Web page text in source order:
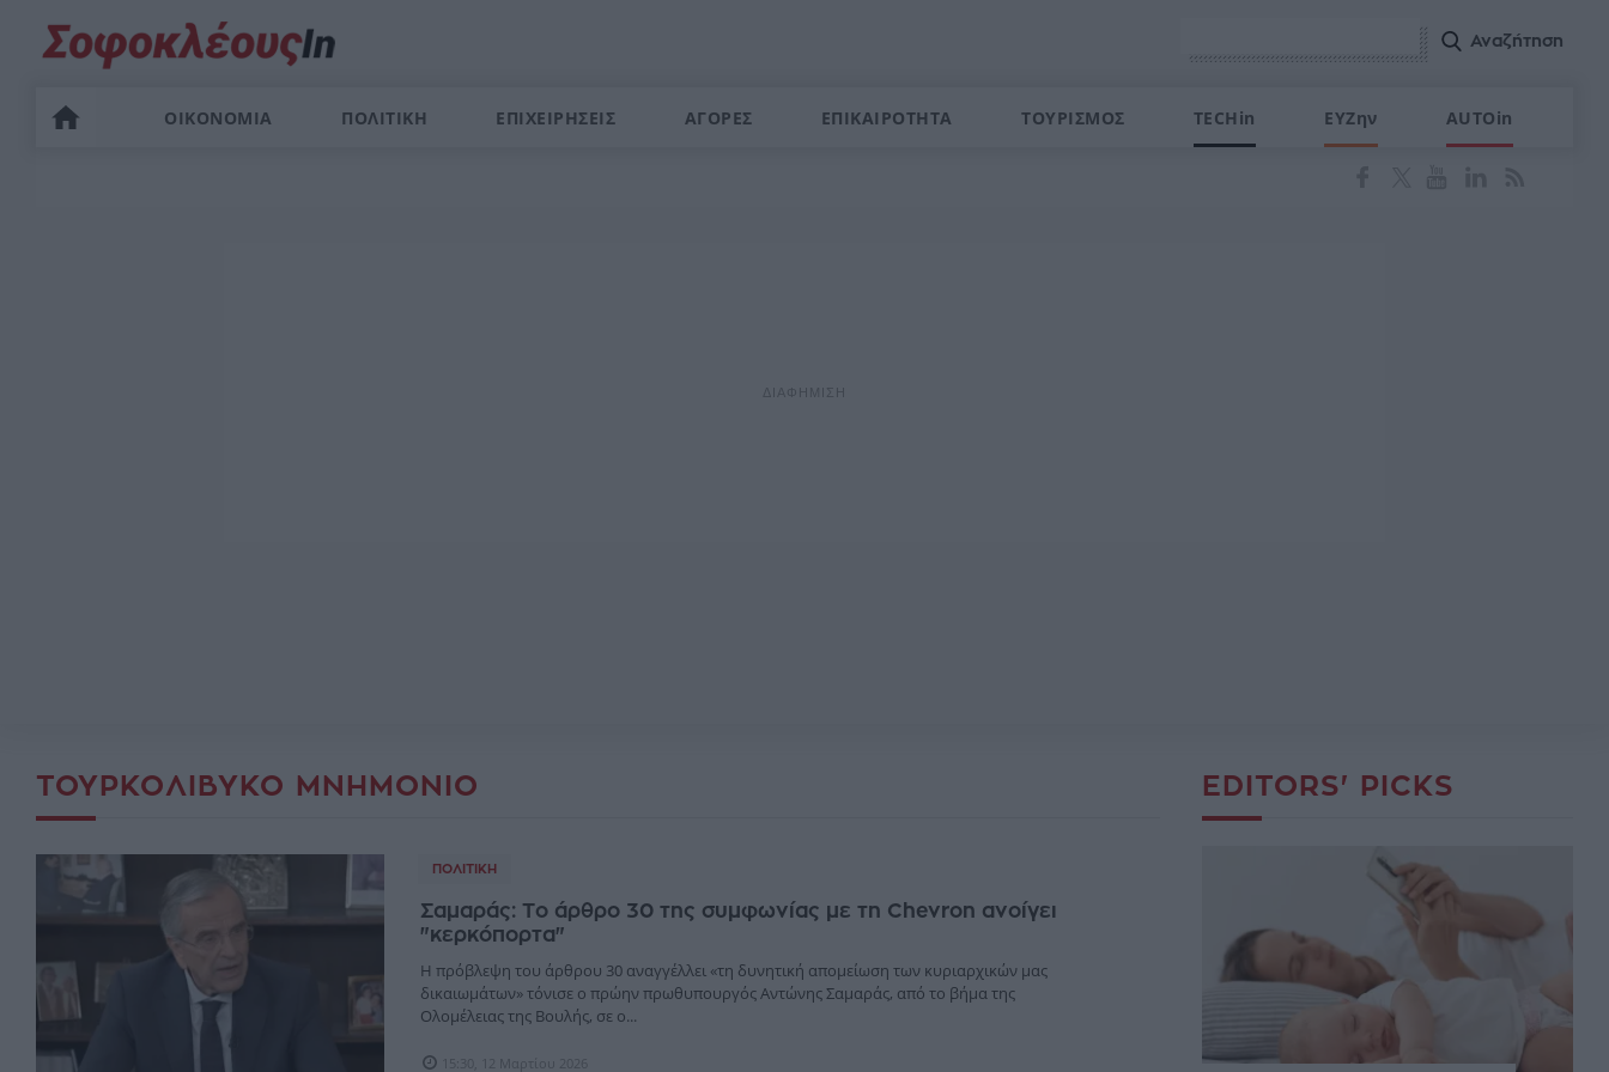
ΟΙΚΟΝΟΜΙΑ ΠΟΛΙΤΙΚΗ ΕΠΙΧΕΙΡΗΣΕΙΣ ΑΓΟΡΕΣ ΕΠΙΚΑΙΡΟΤΗΤΑ ΤΟΥΡΙΣΜΟΣ TECHin ΕΥΖην AUTOin
ΤΟΥΡΚΟΛΙΒΥΚΌ ΜΝΗΜΌΝΙΟ
ΠΟΛΙΤΙΚΉ
Σαμαράς: Το άρθρο 30 της συμφωνίας με τη Chevron ανοίγει
"κερκόπορτα"
Η πρόβλεψη του άρθρου 30 αναγγέλλει «τη δυνητική απομείωση των κυριαρχικών μας
δικαιωμάτων» τόνισε ο πρώην πρωθυπουργός Αντώνης Σαμαράς, από το βήμα της
Ολομέλειας της Βουλής, σε ο...
15:30, 12 Μαρτίου 2026
EDITORS' PICKS